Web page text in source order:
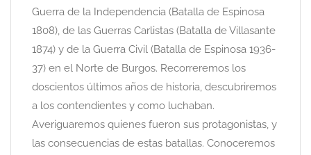
Guerra de la Independencia (Batalla de Espinosa
1808), de las Guerras Carlistas (Batalla de Villasante
1874) y de la Guerra Civil (Batalla de Espinosa 1936-
37) en el Norte de Burgos. Recorreremos los
doscientos últimos años de historia, descubriremos
a los contendientes y como luchaban.
Averiguaremos quienes fueron sus protagonistas, y
las consecuencias de estas batallas. Conoceremos